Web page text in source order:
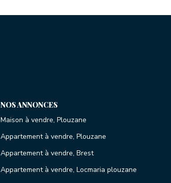
NOS ANNONCES
Maison à vendre, Plouzane
Appartement à vendre, Plouzane
Appartement à vendre, Brest
Appartement à vendre, Locmaria plouzane